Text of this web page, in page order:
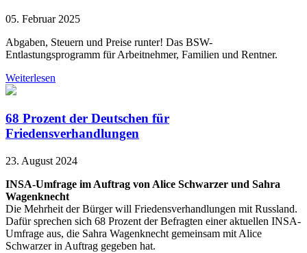
05. Februar 2025
Abgaben, Steuern und Preise runter! Das BSW-
Entlastungsprogramm für Arbeitnehmer, Familien und Rentner.
Weiterlesen
68 Prozent der Deutschen für
Friedensverhandlungen
23. August 2024
INSA-Umfrage im Auftrag von Alice Schwarzer und Sahra
Wagenknecht
Die Mehrheit der Bürger will Friedensverhandlungen mit Russland.
Dafür sprechen sich 68 Prozent der Befragten einer aktuellen INSA-
Umfrage aus, die Sahra Wagenknecht gemeinsam mit Alice
Schwarzer in Auftrag gegeben hat.